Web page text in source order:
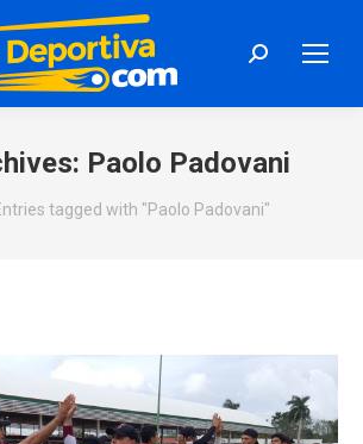
Search:
Paolo Padovani
tagged with "Paolo Padovani"